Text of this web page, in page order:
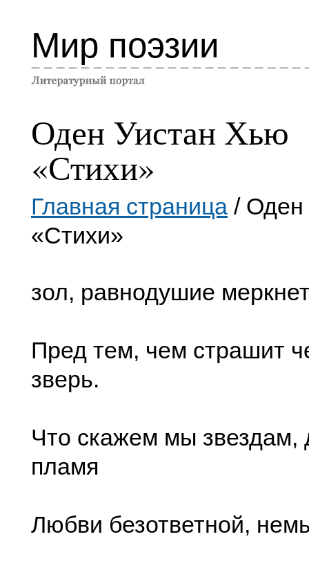
Мир поэзии
Оден Уистан Хью
«Стихи»
Главная страница / Оден
«Стихи»
зол, равнодушие
Пред тем, чем страшит
зверь.
Что скажем мы
пламя
Любви безответной,